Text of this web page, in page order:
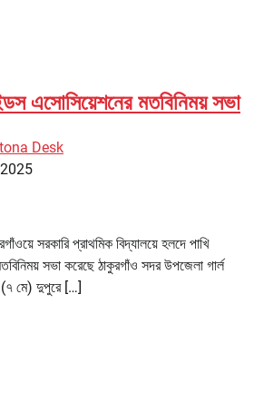
এসোসিয়েশনের মতবিনিময় সভা
Desk
সরকারি প্রাথমিক বিদ্যালয়ে হলদে পাখি
সভা করেছে ঠাকুরগাঁও সদর উপজেলা গার্ল
মে) দুপুরে […]